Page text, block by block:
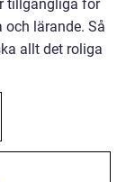
tillgängliga för
lärande. Så
allt det roliga